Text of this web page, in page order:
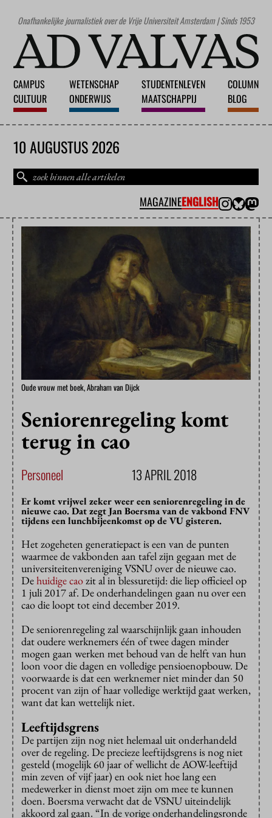
Onafhankelijke journalistiek over de Vrije Universiteit Amsterdam | Sinds 1953
CAMPUS
CULTUUR
WETENSCHAP
ONDERWIJS
STUDENTENLEVEN
MAATSCHAPPIJ
COLUMN
BLOG
10 AUGUSTUS 2026
MAGAZINEENGLISH
Oude vrouw met boek, Abraham van Dijck
Seniorenregeling komt
terug in cao
Personeel 13 APRIL 2018
Er komt vrijwel zeker weer een seniorenregeling in de
nieuwe cao. Dat zegt Jan Boersma van de vakbond FNV
tijdens een lunchbijeenkomst op de VU gisteren.
Het zogeheten generatiepact is een van de punten
waarmee de vakbonden aan tafel zijn gegaan met de
universiteitenvereniging VSNU over de nieuwe cao.
Dehuidige caozit al in blessuretijd: die liep officieel op
1 juli 2017 af. De onderhandelingen gaan nu over een
cao die loopt tot eind december 2019.
De seniorenregeling zal waarschijnlijk gaan inhouden
dat oudere werknemers één of twee dagen minder
mogen gaan werken met behoud van de helft van hun
loon voor die dagen en volledige pensioenopbouw. De
voorwaarde is dat een werknemer niet minder dan 50
procent van zijn of haar volledige werktijd gaat werken,
want dat kan wettelijk niet.
Leeftijdsgrens
De partijen zijn nog niet helemaal uit onderhandeld
over de regeling. De precieze leeftijdsgrens is nog niet
gesteld (mogelijk 60 jaar of wellicht de AOW-leeftijd
min zeven of vijf jaar) en ook niet hoe lang een
medewerker in dienst moet zijn om mee te kunnen
doen. Boersma verwacht dat de VSNU uiteindelijk
akkoord zal gaan. “In de vorige onderhandelingsronde